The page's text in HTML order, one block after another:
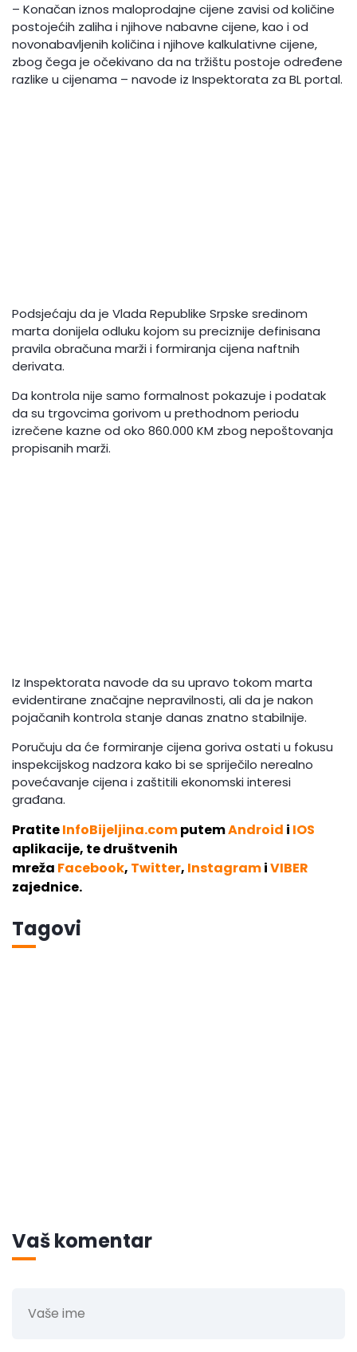
– Konačan iznos maloprodajne cijene zavisi od količine
postojećih zaliha i njihove nabavne cijene, kao i od
novonabavljenih količina i njihove kalkulativne cijene,
zbog čega je očekivano da na tržištu postoje određene
razlike u cijenama – navode iz Inspektorata za BL portal.
Podsjećaju da je Vlada Republike Srpske sredinom
marta donijela odluku kojom su preciznije definisana
pravila obračuna marži i formiranja cijena naftnih
derivata.
Da kontrola nije samo formalnost pokazuje i podatak
da su trgovcima gorivom u prethodnom periodu
izrečene kazne od oko 860.000 KM zbog nepoštovanja
propisanih marži.
Iz Inspektorata navode da su upravo tokom marta
evidentirane značajne nepravilnosti, ali da je nakon
pojačanih kontrola stanje danas znatno stabilnije.
Poručuju da će formiranje cijena goriva ostati u fokusu
inspekcijskog nadzora kako bi se spriječilo nerealno
povećavanje cijena i zaštitili ekonomski interesi
građana.
PratiteInfoBijeljina.computemAndroid i IOS
aplikacije, te društvenih
mreža Facebook, Twitter, InstagramiVIBER
zajednice.
Tagovi
Vaš komentar